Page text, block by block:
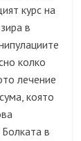
курс на
в
колко
лечение
която
в